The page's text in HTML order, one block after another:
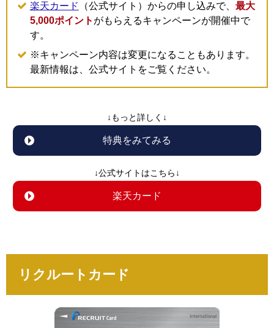
楽天カード
（公式サイト）からの申し込みで、 最大
5,000ポイント がもらえるキャンペーンが開催中で
す。
※キャンペーン内容は変更になることもあります。
最新情報は、公式サイトをご覧ください。
↓もっと詳しく↓
特典をみてみる
↓公式サイトはこちら↓
楽天カード
リクルートカード